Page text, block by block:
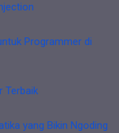
Programmer di
Terbaik
yang Bikin Ngoding